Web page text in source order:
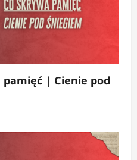
pamięć | Cienie pod